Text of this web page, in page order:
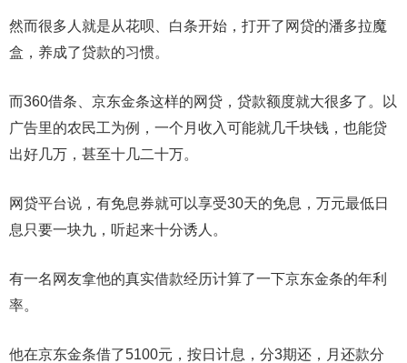
然而很多人就是从花呗、白条开始，打开了网贷的潘多拉魔
盒，养成了贷款的习惯。
而360借条、京东金条这样的网贷，贷款额度就大很多了。以
广告里的农民工为例，一个月收入可能就几千块钱，也能贷
出好几万，甚至十几二十万。
网贷平台说，有免息券就可以享受30天的免息，万元最低日
息只要一块九，听起来十分诱人。
有一名网友拿他的真实借款经历计算了一下京东金条的年利
率。
他在京东金条借了5100元，按日计息，分3期还，月还款分